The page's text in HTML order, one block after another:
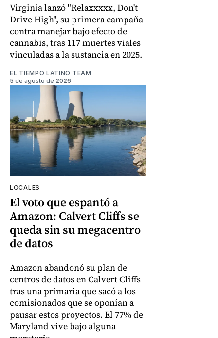
Virginia lanzó "Relaxxxxx, Don't
Drive High", su primera campaña
contra manejar bajo efecto de
cannabis, tras 117 muertes viales
vinculadas a la sustancia en 2025.
EL TIEMPO LATINO TEAM
5 de agosto de 2026
LOCALES
El voto que espantó a
Amazon: Calvert Cliffs se
queda sin su megacentro
de datos
Amazon abandonó su plan de
centros de datos en Calvert Cliffs
tras una primaria que sacó a los
comisionados que se oponían a
pausar estos proyectos. El 77% de
Maryland vive bajo alguna